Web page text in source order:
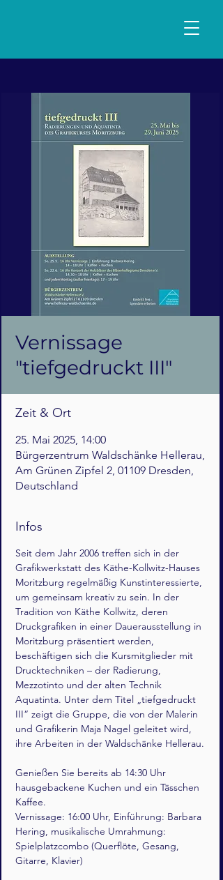
Vernissage
"tiefgedruckt III"
Zeit & Ort
25. Mai 2025, 14:00
Bürgerzentrum Waldschänke Hellerau,
Am Grünen Zipfel 2, 01109 Dresden,
Deutschland
Infos
Seit dem Jahr 2006 treffen sich in der
Grafikwerkstatt des Käthe-Kollwitz-Hauses
Moritzburg regelmäßig Kunstinteressierte,
um gemeinsam kreativ zu sein. In der
Tradition von Käthe Kollwitz, deren
Druckgrafiken in einer Dauerausstellung in
Moritzburg präsentiert werden,
beschäftigen sich die Kursmitglieder mit
Drucktechniken – der Radierung,
Mezzotinto und der alten Technik
Aquatinta. Unter dem Titel „tiefgedruckt
III“ zeigt die Gruppe, die von der Malerin
und Grafikerin Maja Nagel geleitet wird,
ihre Arbeiten in der Waldschänke Hellerau.
Genießen Sie bereits ab 14:30 Uhr
hausgebackene Kuchen und ein Tässchen
Kaffee.
Vernissage: 16:00 Uhr, Einführung: Barbara
Hering, musikalische Umrahmung:
Spielplatzcombo (Querflöte, Gesang,
Gitarre, Klavier)